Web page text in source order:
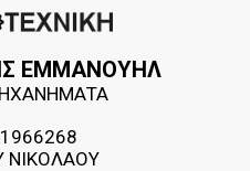
ΕΜΜΑΝΟΥΗΛ
ΝΙΚΟΛΑΟΥ